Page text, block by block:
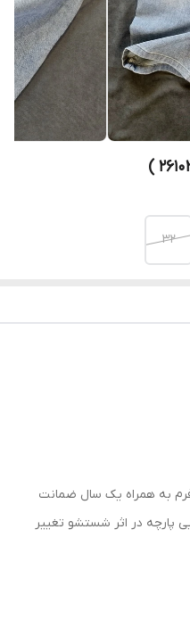
۳۲
به همراه یک سال ضمانت
پارچه در اثر شستشو تغییر